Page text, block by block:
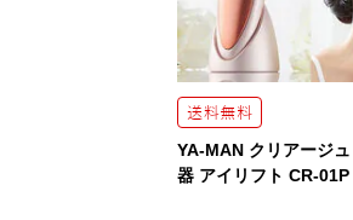
YA-MAN クリアージ
器 アイリフト CR-01P